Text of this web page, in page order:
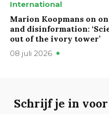
International
Marion Koopmans on
and disinformation:
out of the ivory tower’
08 juli 2026
Schrijf je in